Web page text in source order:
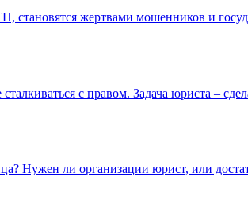
становятся жертвами мошенников и
с правом. Задача юриста –
Нужен ли организации юрист, или